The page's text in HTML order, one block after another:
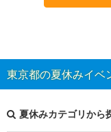
東京都の夏休みイベ
夏休みカテゴリから